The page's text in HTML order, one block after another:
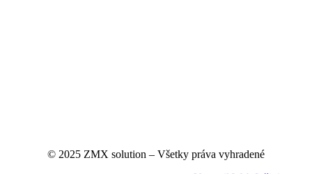
© 2025 ZMX solution – Všetky práva vyhradené